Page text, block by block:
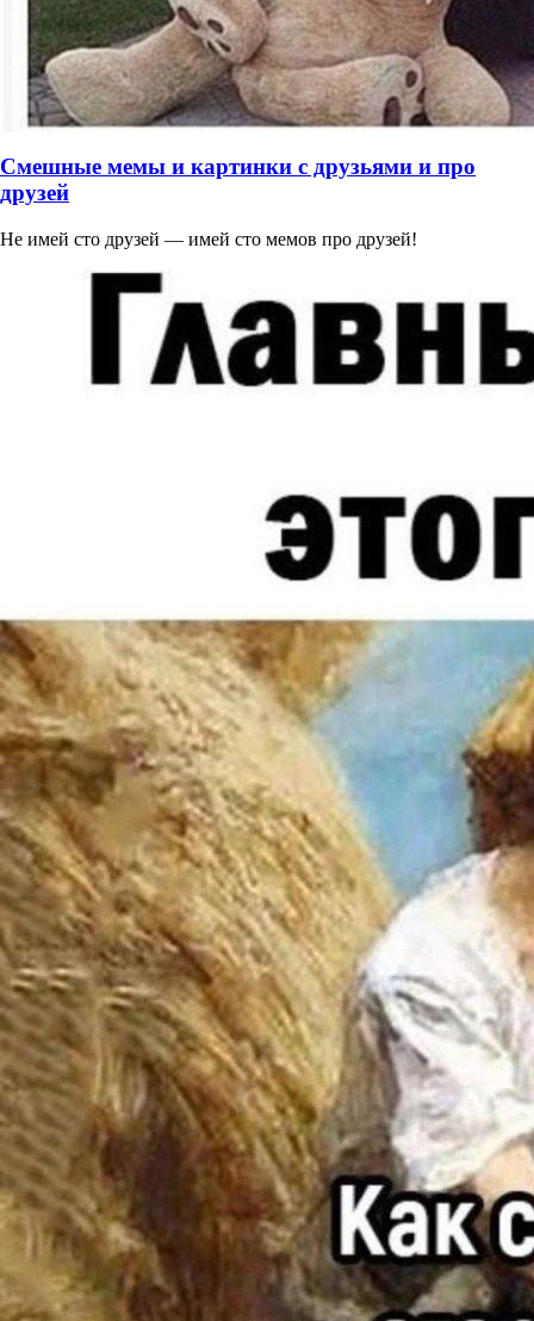
Смешные мемы и картинки с друзьями и про
друзей
Не имей сто друзей — имей сто мемов про друзей!